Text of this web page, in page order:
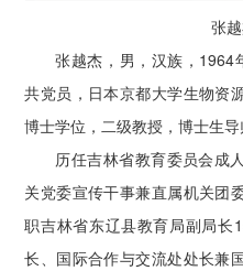
张
张越杰，男，汉族，1964
共党员，日本京都大学生物资
博士学位，二级教授，博士生导
历任吉林省教育委员会成
关党委宣传干事兼直属机关团
职吉林省东辽县教育局副局长
长、国际合作与交流处处长兼